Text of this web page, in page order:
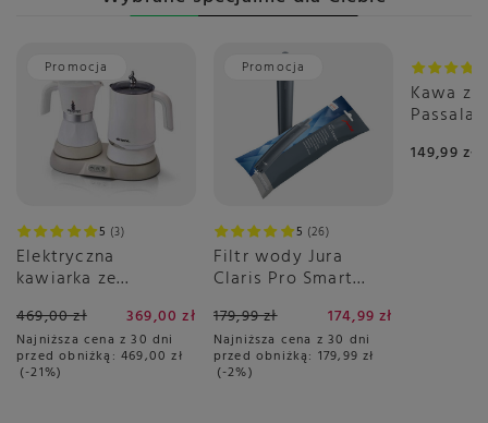
Promocja
5 3
Elektryczna
kawiarka ze
1344 - Breakfast
Station 3w1
469,00 zł 369,00 zł
Najniższa cena z 30 dni
przed obniżką: 469,00 zł
-21%
Promocja
5 26
Filtr wody Jura
Claris Pro Smart
179,99 zł 174,99 zł
Najniższa cena z 30 dni
przed obniżką: 179,99 zł
-2%
Kawa
149,99 zł